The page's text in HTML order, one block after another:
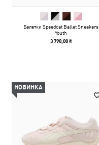
Балетки Speedcat Ballet Sneakers
Youth
3 790,00 ₴
НОВИНКА